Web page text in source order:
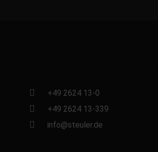
+49 2624 13-0
+49 2624 13-339
info@steuler.de